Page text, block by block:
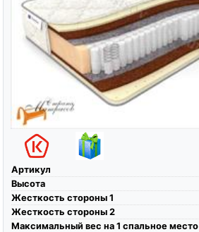
Артикул
Высота
Жесткость стороны 1
Жесткость стороны 2
Максимальный вес на 1 спальное место